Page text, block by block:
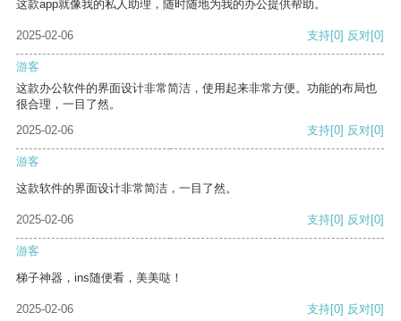
这款app就像我的私人助理，随时随地为我的办公提供帮助。
2025-02-06 支持[0] 反对[0]
游客
这款办公软件的界面设计非常简洁，使用起来非常方便。功能的布局也
很合理，一目了然。
2025-02-06
支持[0] 反对[0]
游客
这款软件的界面设计非常简洁，一目了然。
2025-02-06 支持[0] 反对[0]
游客
梯子神器，ins随便看，美美哒！
2025-02-06 支持[0] 反对[0]